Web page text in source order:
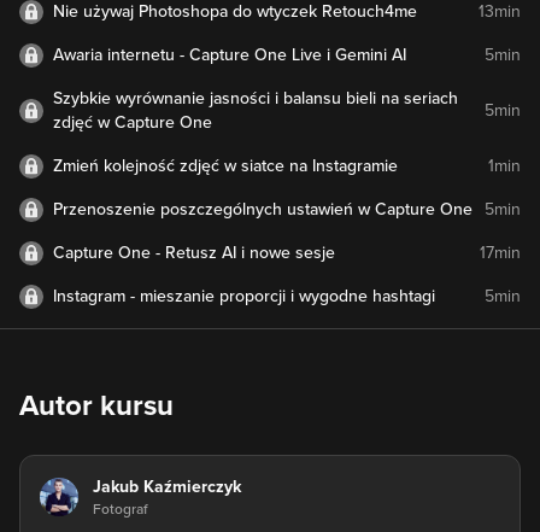
Nie używaj Photoshopa do wtyczek Retouch4me 13min
Awaria internetu - Capture One Live i Gemini AI 5min
Szybkie wyrównanie jasności i balansu bieli na seriach
zdjęć w Capture One
5min
Zmień kolejność zdjęć w siatce na Instagramie 1min
Przenoszenie poszczególnych ustawień w Capture One 5min
Capture One - Retusz AI i nowe sesje 17min
Instagram - mieszanie proporcji i wygodne hashtagi 5min
Autor kursu
Jakub Kaźmierczyk
Fotograf